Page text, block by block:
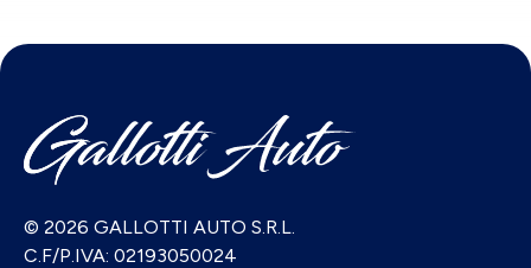
© 2026 GALLOTTI AUTO S.R.L.
C.F/P.IVA: 02193050024